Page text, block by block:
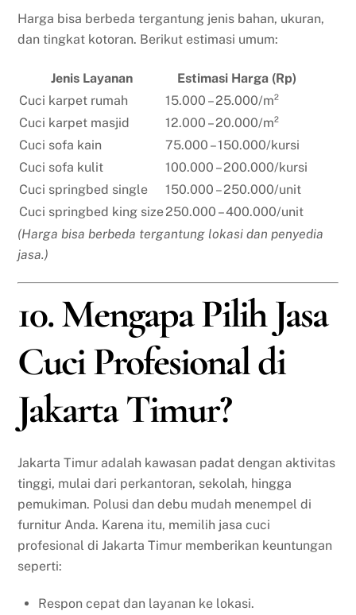
Harga bisa berbeda tergantung jenis bahan, ukuran,
dan tingkat kotoran. Berikut estimasi umum:
Jenis Layanan
Estimasi Harga (Rp)
Cuci karpet rumah
15.000 – 25.000/m²
Cuci karpet masjid
12.000 – 20.000/m²
Cuci sofa kain
75.000 – 150.000/kursi
Cuci sofa kulit
100.000 – 200.000/kursi
Cuci springbed single
150.000 – 250.000/unit
Cuci springbed king size250.000 – 400.000/unit
(Harga bisa berbeda tergantung lokasi dan penyedia
jasa.)
10. Mengapa Pilih Jasa
Cuci Profesional di
Jakarta Timur?
Jakarta Timur adalah kawasan padat dengan aktivitas
tinggi, mulai dari perkantoran, sekolah, hingga
pemukiman. Polusi dan debu mudah menempel di
furnitur Anda. Karena itu, memilih jasa cuci
profesional di Jakarta Timur memberikan keuntungan
seperti:
Respon cepat dan layanan ke lokasi.